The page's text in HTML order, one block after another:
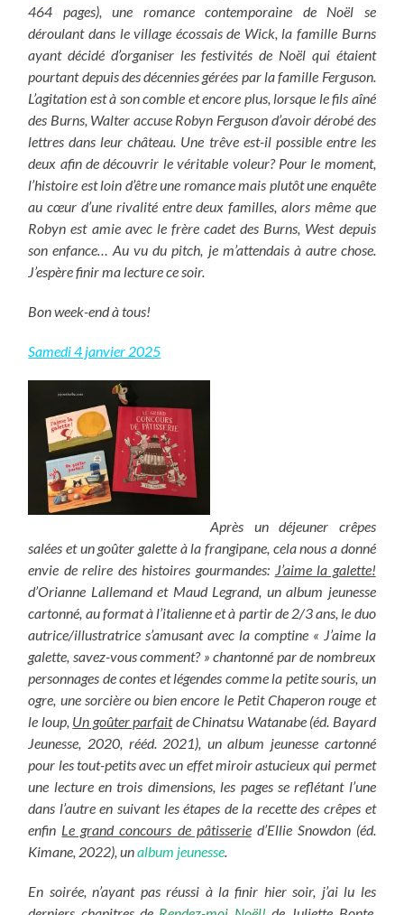
464 pages), une romance contemporaine de Noël se
déroulant dans le village écossais de Wick, la famille Burns
ayant décidé d’organiser les festivités de Noël qui étaient
pourtant depuis des décennies gérées par la famille Ferguson.
L’agitation est à son comble et encore plus, lorsque le fils aîné
des Burns, Walter accuse Robyn Ferguson d’avoir dérobé des
lettres dans leur château. Une trêve est-il possible entre les
deux afin de découvrir le véritable voleur? Pour le moment,
l’histoire est loin d’être une romance mais plutôt une enquête
au cœur d’une rivalité entre deux familles, alors même que
Robyn est amie avec le frère cadet des Burns, West depuis
son enfance… Au vu du pitch, je m’attendais à autre chose.
J’espère finir ma lecture ce soir.
Bon week-end à tous!
Samedi 4 janvier 2025
Après un déjeuner crêpes
salées et un goûter galette à la frangipane, cela nous a donné
envie de relire des histoires gourmandes: J’aime la galette!
d’Orianne Lallemand et Maud Legrand, un album jeunesse
cartonné, au format à l’italienne et à partir de 2/3 ans, le duo
autrice/illustratrice s’amusant avec la comptine « J’aime la
galette, savez-vous comment? » chantonné par de nombreux
personnages de contes et légendes comme la petite souris, un
ogre, une sorcière ou bien encore le Petit Chaperon rouge et
le loup, Un goûter parfaitde Chinatsu Watanabe (éd. Bayard
Jeunesse, 2020, rééd. 2021), un album jeunesse cartonné
pour les tout-petits avec un effet miroir astucieux qui permet
une lecture en trois dimensions, les pages se reflétant l’une
dans l’autre en suivant les étapes de la recette des crêpes et
enfin Le grand concours de pâtisseried’Ellie Snowdon (éd.
Kimane, 2022), unalbum jeunesse.
En soirée, n’ayant pas réussi à la finir hier soir, j’ai lu les